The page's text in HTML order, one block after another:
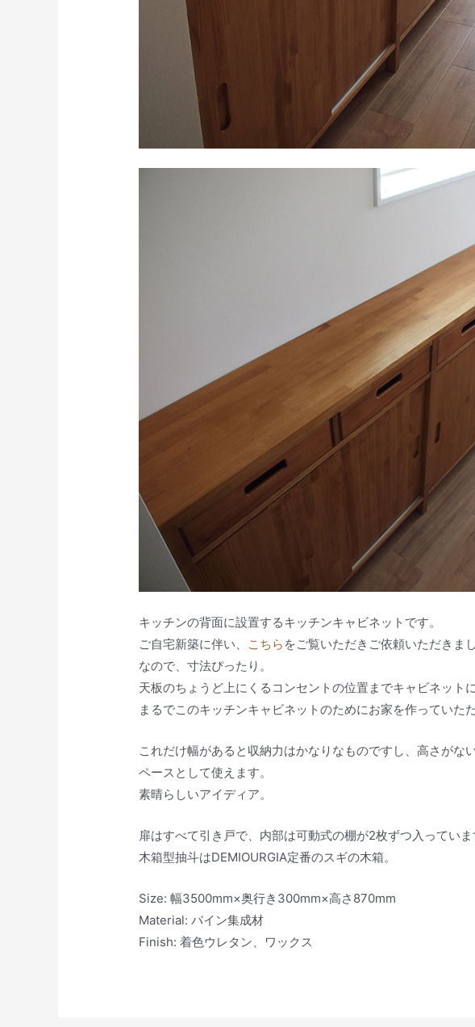
キッチンの背面に設置するキッチンキャビネットです。
ご自宅新築に伴い、
こちら をご覧いただきご依頼いただきまし
なので、寸法ぴったり。
天板のちょうど上にくるコンセントの位置までキャビネットに
まるでこのキッチンキャビネットのためにお家を作っていた
これだけ幅があると収納力はかなりなものですし、高さがな
ペースとして使えます。
素晴らしいアイディア。
扉はすべて引き戸で、内部は可動式の棚が2枚ずつ入っていま
木箱型抽斗はDEMIOURGIA定番のスギの木箱。
Size: 幅3500mm×奥行き300mm×高さ870mm
Material: パイン集成材
Finish: 着色ウレタン、ワックス